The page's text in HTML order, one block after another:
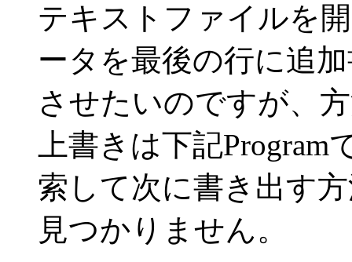
テキストファイルを
ータを最後の行に追
させたいのですが、
上書きは下記
索して次に書き出す
見つかりません。